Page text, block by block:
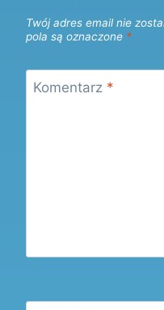
Twój adres email nie
pola są oznaczone *
Komentarz *